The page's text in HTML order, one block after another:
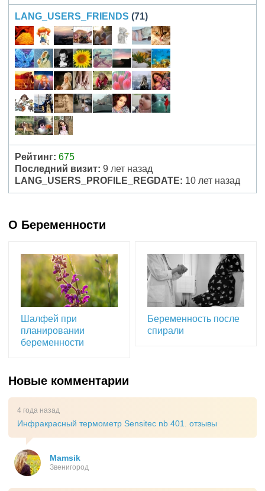
LANG_USERS_FRIENDS (71)
Рейтинг: 675
Последний визит: 9 лет назад
LANG_USERS_PROFILE_REGDATE: 10 лет назад
О Беременности
Шалфей при
планировании
беременности
Беременность после
спирали
Новые комментарии
4 года назад
Инфракрасный термометр Sensitec nb 401. отзывы
Mamsik
Звенигород